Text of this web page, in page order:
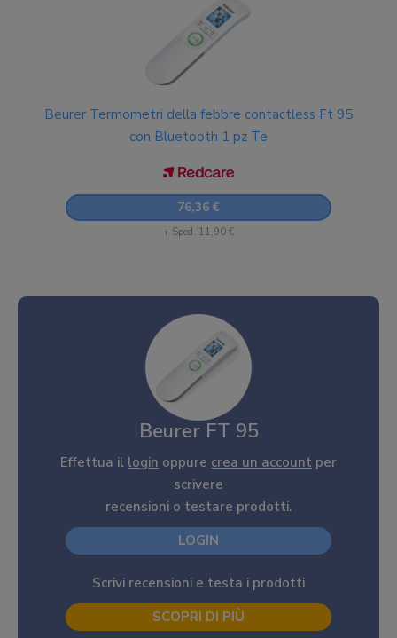
Beurer Termometri della febbre contactless Ft 95
con Bluetooth 1 pz Te
76,36 €
+ Sped. 11,90 €
Beurer FT 95
Effettua il login oppure crea un account per
scrivere
recensioni o testare prodotti.
LOGIN
Scrivi recensioni e testa i prodotti
SCOPRI DI PIÙ